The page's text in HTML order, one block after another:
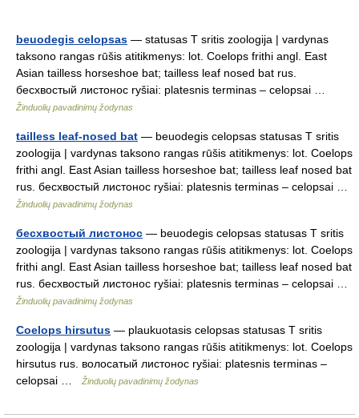
beuodegis celopsas — statusas T sritis zoologija | vardynas
taksono rangas rūšis atitikmenys: lot. Coelops frithi angl. East
Asian tailless horseshoe bat; tailless leaf nosed bat rus.
бесхвостый листонос ryšiai: platesnis terminas – celopsai …
Žinduolių pavadinimų žodynas
tailless leaf-nosed bat — beuodegis celopsas statusas T sritis
zoologija | vardynas taksono rangas rūšis atitikmenys: lot. Coelops
frithi angl. East Asian tailless horseshoe bat; tailless leaf nosed bat
rus. бесхвостый листонос ryšiai: platesnis terminas – celopsai …
Žinduolių pavadinimų žodynas
бесхвостый листонос — beuodegis celopsas statusas T sritis
zoologija | vardynas taksono rangas rūšis atitikmenys: lot. Coelops
frithi angl. East Asian tailless horseshoe bat; tailless leaf nosed bat
rus. бесхвостый листонос ryšiai: platesnis terminas – celopsai …
Žinduolių pavadinimų žodynas
Coelops hirsutus — plaukuotasis celopsas statusas T sritis
zoologija | vardynas taksono rangas rūšis atitikmenys: lot. Coelops
hirsutus rus. волосатый листонос ryšiai: platesnis terminas –
celopsai …
Žinduolių pavadinimų žodynas